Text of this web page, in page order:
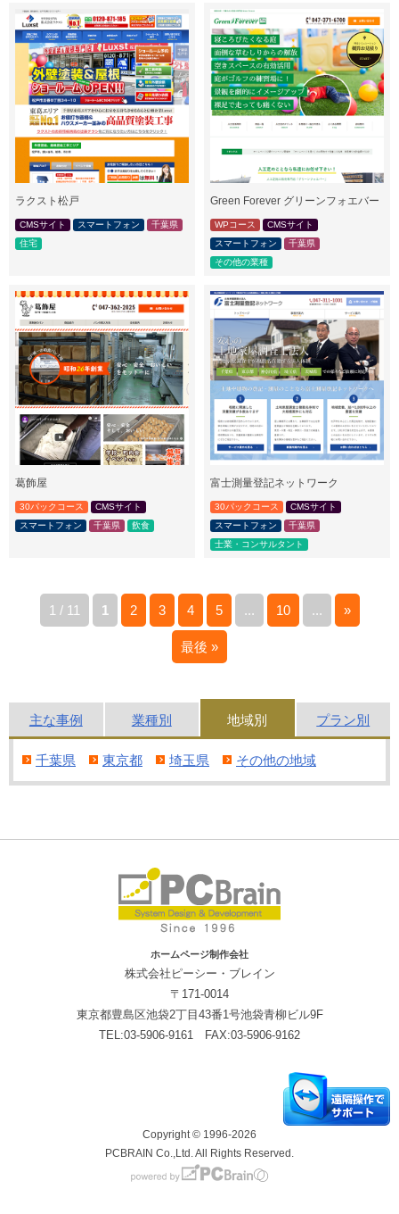
ラクスト松戸
CMSサイト スマートフォン
千葉県
住宅
Green Forever グリーンフォエバー
WPコース
CMSサイト
スマートフォン
千葉県
その他の業種
葛飾屋
30パックコース
CMSサイト
スマートフォン
千葉県 飲食
富士測量登記ネットワーク
30パックコース
CMSサイト
スマートフォン
千葉県
士業・コンサルタント
1 / 11 1 2 3 4 5 ... 10 ... »
最後 »
主な事例 業種別 地域別 プラン別
千葉県 東京都 埼玉県 その他の地域
ホームページ制作会社
株式会社ピーシー・ブレイン
〒171-0014
東京都豊島区池袋2丁目43番1号池袋青柳ビル9F
TEL:03-5906-9161 FAX:03-5906-9162
Copyright © 1996-2026
PCBRAIN Co.,Ltd. All Rights Reserved.